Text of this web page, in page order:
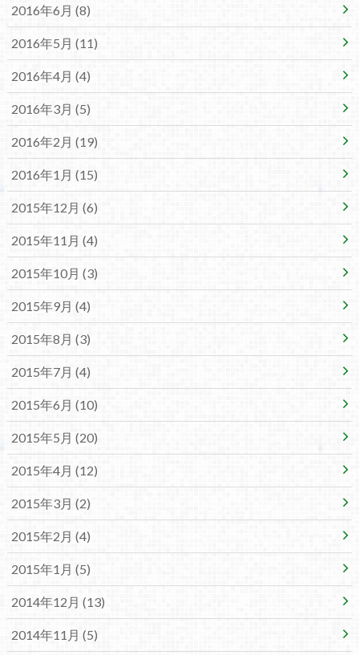
2016年6月 (8)
2016年5月 (11)
2016年4月 (4)
2016年3月 (5)
2016年2月 (19)
2016年1月 (15)
2015年12月 (6)
2015年11月 (4)
2015年10月 (3)
2015年9月 (4)
2015年8月 (3)
2015年7月 (4)
2015年6月 (10)
2015年5月 (20)
2015年4月 (12)
2015年3月 (2)
2015年2月 (4)
2015年1月 (5)
2014年12月 (13)
2014年11月 (5)